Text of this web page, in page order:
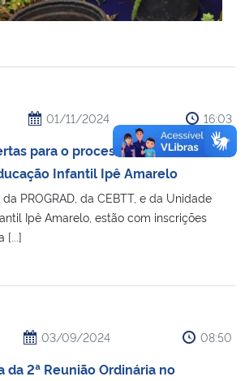
01/11/2024 16:03
para o processo seletivo da
Infantil Ipê Amarelo
PROGRAD, da CEBTT, e da Unidade
Ipê Amarelo, estão com inscrições
[...]
03/09/2024 08:50
da 2ª Reunião Ordinária no